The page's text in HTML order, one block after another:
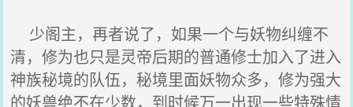
少阁主，再者说了，如果一个与妖物纠缠不
清，修为也只是灵帝后期的普通修士加入了进入
神族秘境的队伍，秘境里面妖物众多，修为强大
的妖兽绝不在少数，到时候万一出现一些特殊情